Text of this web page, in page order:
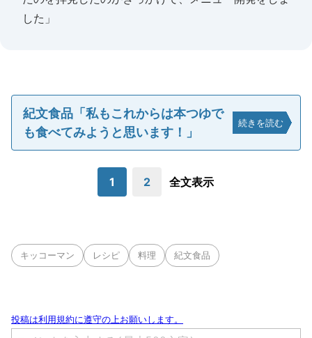
した」
紀文食品「私もこれからは本つゆで
も食べてみようと思います！」
続きを読む
1 2 全文表示
キッコーマン レシピ 料理 紀文食品